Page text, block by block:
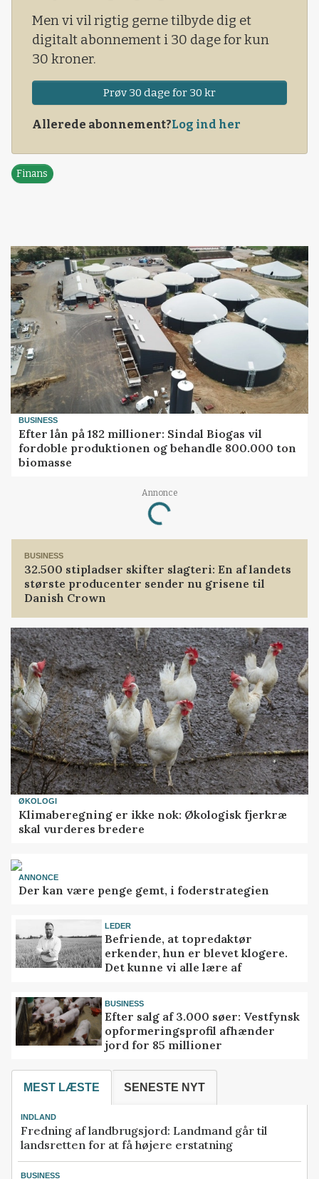
Men vi vil rigtig gerne tilbyde dig et
digitalt abonnement i 30 dage for kun
30 kroner.
Prøv 30 dage for 30 kr
Allerede abonnement?Log ind her
Finans
BUSINESS
Efter lån på 182 millioner: Sindal Biogas vil
fordoble produktionen og behandle 800.000 ton
biomasse
Annonce
Loading...
BUSINESS
32.500 stipladser skifter slagteri: En af landets
største producenter sender nu grisene til
Danish Crown
ØKOLOGI
Klimaberegning er ikke nok: Økologisk fjerkræ
skal vurderes bredere
ANNONCE
Der kan være penge gemt, i foderstrategien
LEDER
Befriende, at topredaktør
erkender, hun er blevet klogere.
Det kunne vi alle lære af
BUSINESS
Efter salg af 3.000 søer: Vestfynsk
opformeringsprofil afhænder
jord for 85 millioner
MEST LÆSTE SENESTE NYT
INDLAND
Fredning af landbrugsjord: Landmand går til
landsretten for at få højere erstatning
BUSINESS